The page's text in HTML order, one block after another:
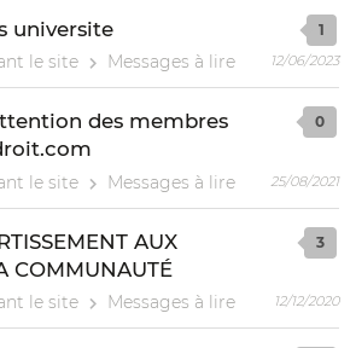
universite
le site Messages à lire
1
12/06/2023
des membres
le site Messages à lire
0
25/08/2021
AUX
COMMUNAUTÉ
le site Messages à lire
3
12/12/2020